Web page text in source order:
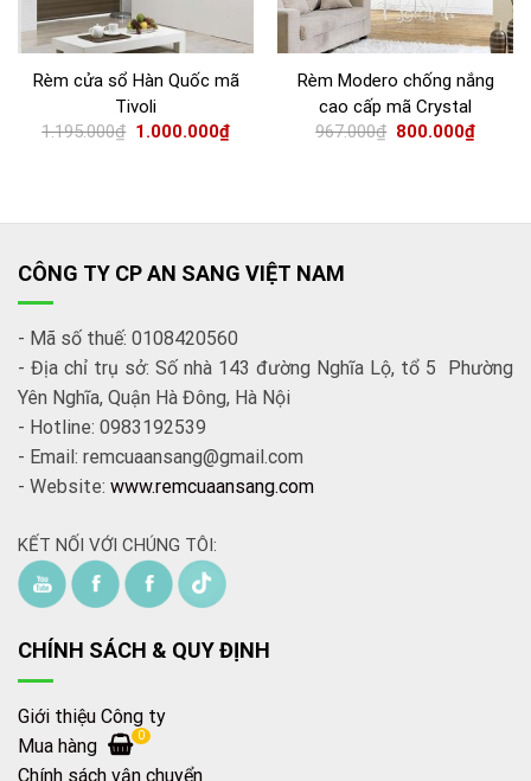
Rèm cửa sổ Hàn Quốc mã
Tivoli
1.195.000₫ 1.000.000₫
Rèm Modero chống nắng
cao cấp mã Crystal
967.000₫ 800.000₫
CÔNG TY CP AN SANG VIỆT NAM
- Mã số thuế: 0108420560
- Địa chỉ trụ sở: Số nhà 143 đường Nghĩa Lộ, tổ 5 Phường
Yên Nghĩa, Quận Hà Đông, Hà Nội
- Hotline: 0983192539
- Email: remcuaansang@gmail.com
- Website: www.remcuaansang.com
KẾT NỐI VỚI CHÚNG TÔI:
CHÍNH SÁCH & QUY ĐỊNH
Giới thiệu Công ty
Mua hàng
0
Chính sách vận chuyển